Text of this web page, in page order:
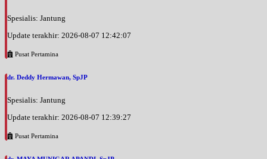
Spesialis: Jantung
Update terakhir: 2026-08-07 12:42:07
Pusat Pertamina
dr. Deddy Hermawan, SpJP
Spesialis: Jantung
Update terakhir: 2026-08-07 12:39:27
Pusat Pertamina